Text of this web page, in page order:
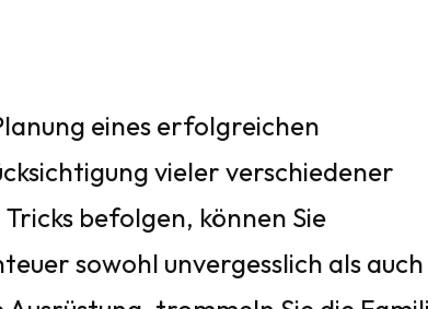
eines erfolgreichen
vieler verschiedener
befolgen, können Sie
sowohl unvergesslich als auch